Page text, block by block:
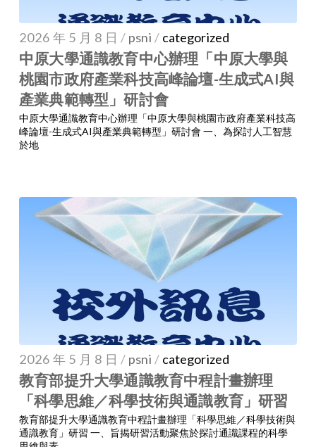
2026 年 5 月 8 日 / psni / categorized
中原大學通識教育中心辦理「中原大學與
桃園市政府產業科技高峰論壇-生成式AI與
產業典範轉型」研討會
中原大學通識教育中心辦理「中原大學與桃園市政府產業科技高
峰論壇-生成式AI與產業典範轉型」研討會 一、為探討人工智慧
於地
2026 年 5 月 8 日 / psni / categorized
教育部提升大學通識教育中程計畫辦理
「科學思維／科學技術與通識教育」研習
教育部提升大學通識教育中程計畫辦理「科學思維／科學技術與
通識教育」研習 一、旨揭研習活動聚焦於探討通識課程的科學